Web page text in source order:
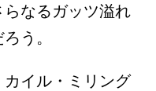
なるガッツ溢れ
う。
イル・ミリング